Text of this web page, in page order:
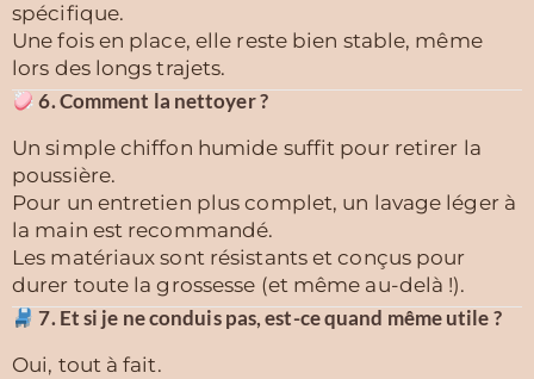
spécifique.
Une fois en place, elle reste bien stable, même
lors des longs trajets.
6. Comment la nettoyer ?
Un simple chiffon humide suffit pour retirer la
poussière.
Pour un entretien plus complet, un lavage léger à
la main est recommandé.
Les matériaux sont résistants et conçus pour
durer toute la grossesse (et même au-delà !).
7. Et si je ne conduis pas, est-ce quand même utile ?
Oui, tout à fait.